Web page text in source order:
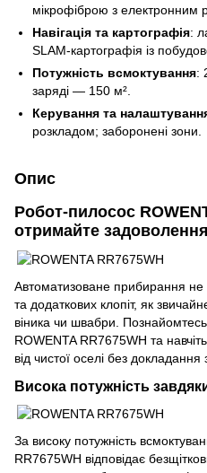
мікрофіброю з електронним
Навігація та картографія:
SLAM-картографія із
Потужність всмоктування:
заряді — 150 м².
Керування та
розкладом; заборонені зони.
Опис
Робот-пилосос
отримайте
Автоматизоване прибирання не
та додаткових клопіт, як
віника чи швабри.
ROWENTA RR7675WH та
від чистої оселі без докладання
Висока потужність
За високу потужність
RR7675WH відповідає